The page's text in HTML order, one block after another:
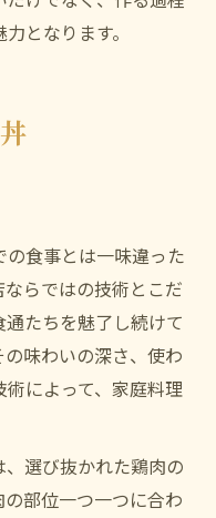
となります。
食事とは一味違った
らではの技術とこだ
たちを魅了し続けて
味わいの深さ、使わ
によって、家庭料理
選び抜かれた鶏肉の
部位一つ一つに合わ